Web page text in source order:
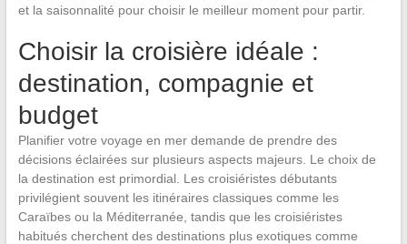
et la saisonnalité pour choisir le meilleur moment pour partir.
Choisir la croisière idéale :
destination, compagnie et
budget
Planifier votre voyage en mer demande de prendre des
décisions éclairées sur plusieurs aspects majeurs. Le choix de
la destination est primordial. Les croisiéristes débutants
privilégient souvent les itinéraires classiques comme les
Caraïbes ou la Méditerranée, tandis que les croisiéristes
habitués cherchent des destinations plus exotiques comme